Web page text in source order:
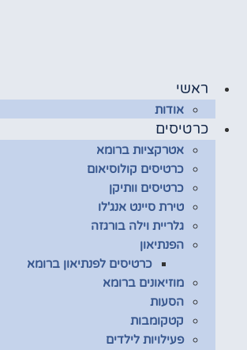
ראשי
אודות
כרטיסים
אטרקציות ברומא
כרטיסים קולוסיאום
כרטיסים וותיקן
טירת סיינט אנג'לו
גלריית וילה בורגזה
הפנתיאון
כרטיסים לפנתיאון ברומא
מוזיאונים ברומא
הסעות
קטקומבות
פעילויות לילדים